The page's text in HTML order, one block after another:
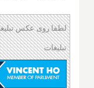
لطفا روی عکس
تبلیغات